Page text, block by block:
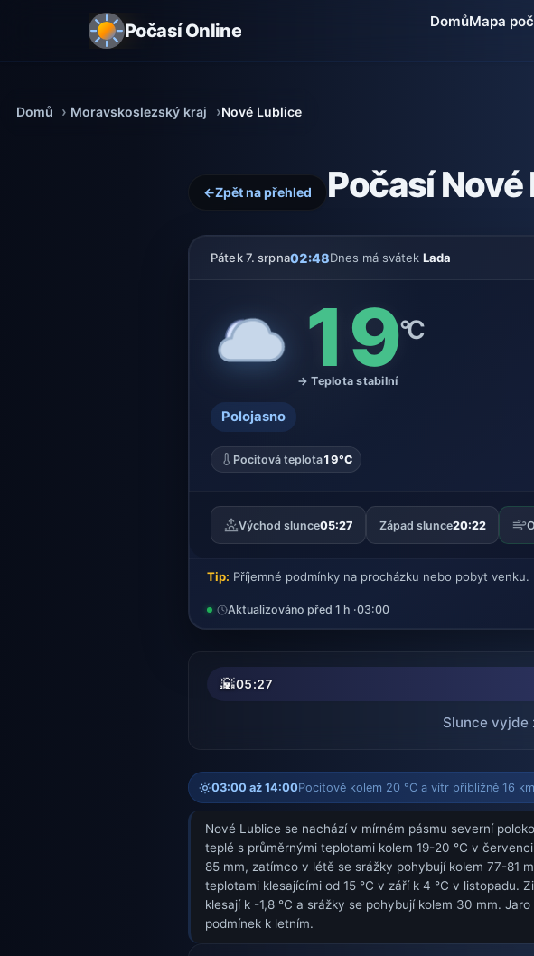
Počasí Online DomůMapa
Domů Moravskoslezský kraj Nové Lublice
←Zpět na přehled Počasí
Pátek 7. srpna02:48Dnes má svátek Lada
19°C
→ Teplota stabilní
Polojasno
Pocitová teplota19°C
Východ slunce05:27 Západ slunce20:22
Tip: Příjemné podmínky na procházku nebo pobyt venku.
Aktualizováno před 1 h ·03:00
🌇05:27
Slunce vyjde
03:00 až 14:00Pocitově kolem 20 °C a vítr přibližně 16
Nové Lublice se nachází v mírném pásmu severní
teplé s průměrnými teplotami kolem 19-20 °C v
85 mm, zatímco v létě se srážky pohybují kolem 77-81
teplotami klesajícími od 15 °C v září k 4 °C v listopadu.
klesají k -1,8 °C a srážky se pohybují kolem 30 mm.
podmínek k letním.